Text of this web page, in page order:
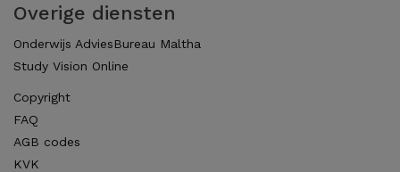
Overige diensten
Onderwijs AdviesBureau Maltha
Study Vision Online
Copyright
FAQ
AGB codes
KVK